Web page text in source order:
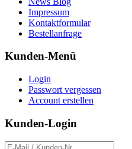
Impressum
Kontaktformular
Bestellanfrage
Kunden-Menü
Login
Passwort vergessen
Account erstellen
Kunden-Login